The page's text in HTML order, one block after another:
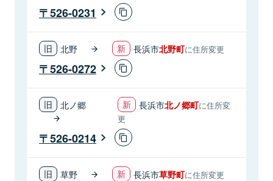
526-0231
北野 長浜市北野町に住所変更
526-0272
北ノ郷 長浜市北ノ郷町に住所変
更
526-0214
草野 長浜市草野町に住所変更